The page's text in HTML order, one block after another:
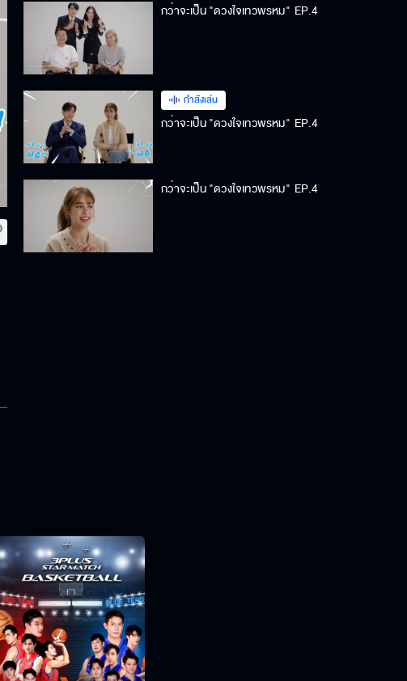
กว่าจะเป็น "ดวงใจเทวพรหม" EP.4
กำลังเล่น
กว่าจะเป็น "ดวงใจเทวพรหม" EP.4
กว่าจะเป็น "ดวงใจเทวพรหม" EP.4